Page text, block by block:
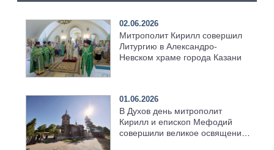
02.06.2026
Митрополит Кирилл совершил
Литургию в Александро-
Невском храме города Казани
01.06.2026
В Духов день митрополит
Кирилл и епископ Мефодий
совершили великое освящение